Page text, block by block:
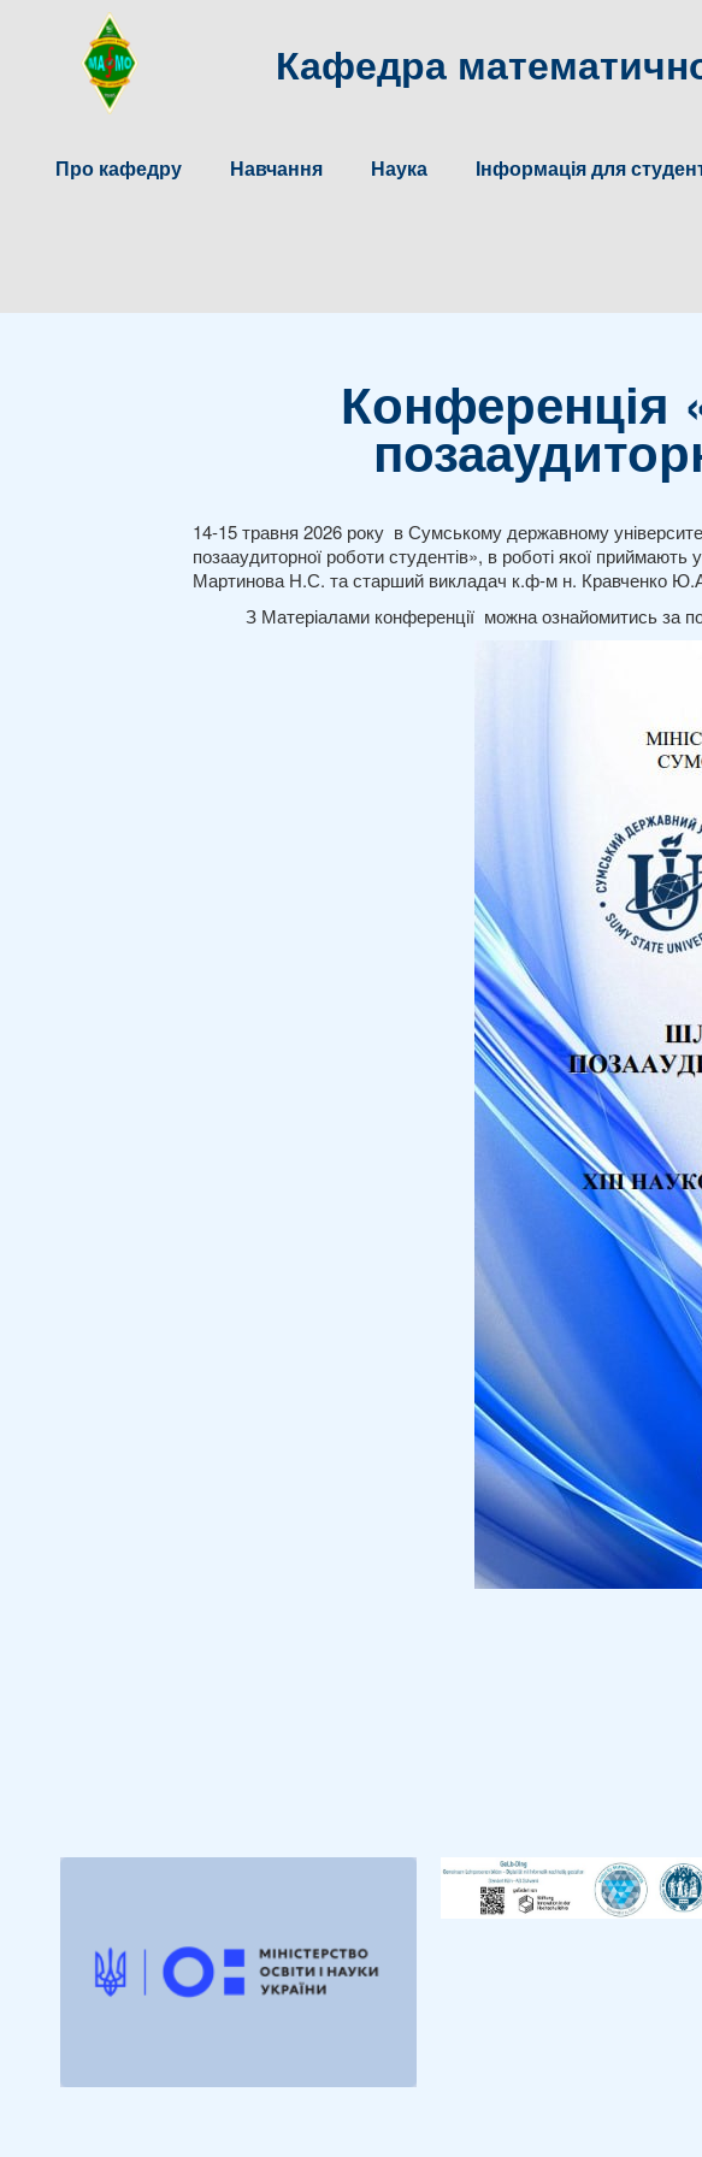
Кафедра
Про кафедру Навчання Наука Інформація для
Конференція
14-15 травня 2026 року в Сумському державному
позааудиторної роботи студентів», в роботі якої
Мартинова Н.С. та старший викладач к.ф-м н. Кравченко
З Матеріалами конференції можна ознайомитись за